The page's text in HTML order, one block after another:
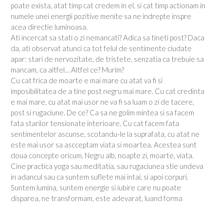
poate exista, atat timp cat credem in el, si cat timp actionam in
numele unei energii pozitive menite sa ne indrepte inspre
acea directie luminoasa.
Ati incercat sa stati o zi nemancati? Adica sa tineti post? Daca
da, ati observat atunci ca tot felul de sentimente ciudate
apar: stari de nervozitate, de tristete, senzatia ca trebuie sa
mancam, ca altfel… Altfel ce? Murim?
Cu cat frica de moarte e mai mare cu atat va fi si
imposibilitatea de a tine post negru mai mare. Cu cat credinta
e mai mare, cu atat mai usor ne va fi sa luam o zi de tacere,
post si rugaciune. De ce? Ca sa ne golim mintea si sa facem
fata starilor tensionate interioare. Cu cat facem fata
sentimentelor ascunse, scotandu-le la suprafata, cu atat ne
este mai usor sa ascceptam viata si moartea. Acestea sunt
doua concepte oricum. Negru alb, noapte zi, moarte, viata.
Cine practica yoga sau meditatia, sau rugaciunea stie undeva
in adancul sau ca suntem suflete mai intai, si apoi corpuri.
Suntem lumina, suntem energie si iubire care nu poate
disparea, ne transformam, este adevarat, luand forma